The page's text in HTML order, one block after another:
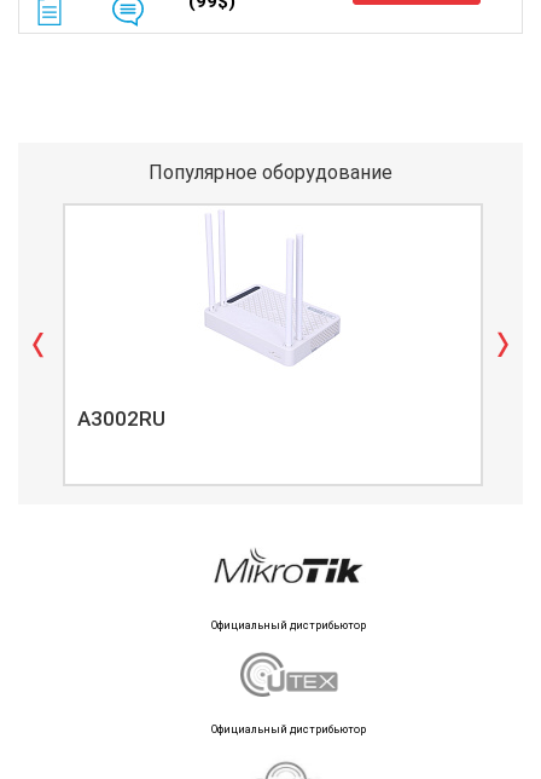
Популярное оборудование
A3002RU
Официальный дистрибьютор
Официальный дистрибьютор